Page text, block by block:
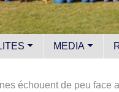
MEDIA
échouent de peu face